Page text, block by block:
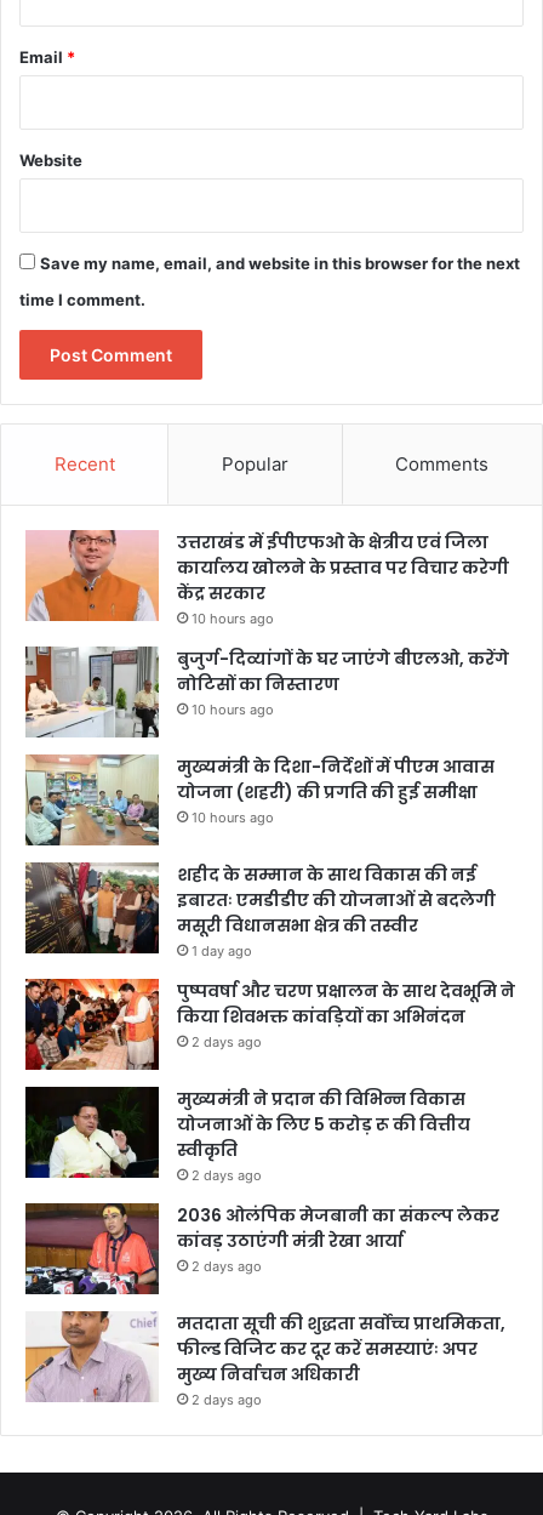
Email *
Website
Save my name, email, and website in this browser for the next
time I comment.
Recent Popular Comments
उत्तराखंड में ईपीएफओ के क्षेत्रीय एवं जिला
कार्यालय खोलने के प्रस्ताव पर विचार करेगी
केंद्र सरकार
10 hours ago
बुजुर्ग-दिव्यांगों के घर जाएंगे बीएलओ, करेंगे
नोटिसों का निस्तारण
10 hours ago
मुख्यमंत्री के दिशा-निर्देशों में पीएम आवास
योजना (शहरी) की प्रगति की हुई समीक्षा
10 hours ago
शहीद के सम्मान के साथ विकास की नई
इबारतः एमडीडीए की योजनाओं से बदलेगी
मसूरी विधानसभा क्षेत्र की तस्वीर
1 day ago
पुष्पवर्षा और चरण प्रक्षालन के साथ देवभूमि ने
किया शिवभक्त कांवड़ियों का अभिनंदन
2 days ago
मुख्यमंत्री ने प्रदान की विभिन्न विकास
योजनाओं के लिए 5 करोड़ रू की वित्तीय
स्वीकृति
2 days ago
2036 ओलंपिक मेजबानी का संकल्प लेकर
कांवड़ उठाएंगी मंत्री रेखा आर्या
2 days ago
मतदाता सूची की शुद्धता सर्वोच्च प्राथमिकता,
फील्ड विजिट कर दूर करें समस्याएंः अपर
मुख्य निर्वाचन अधिकारी
2 days ago